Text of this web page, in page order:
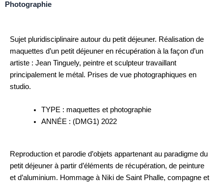
Photographie
Sujet pluridisciplinaire autour du petit déjeuner. Réalisation de
maquettes d’un petit déjeuner en récupération à la façon d’un
artiste : Jean Tinguely, peintre et sculpteur travaillant
principalement le métal. Prises de vue photographiques en
studio.
TYPE : maquettes et photographie
ANNÉE : (DMG1) 2022
Reproduction et parodie d’objets appartenant au paradigme du
petit déjeuner à partir d’éléments de récupération, de peinture
et d’aluminium. Hommage à Niki de Saint Phalle, compagne et